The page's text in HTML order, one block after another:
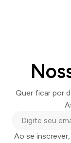
Quer ficar por
Ao se